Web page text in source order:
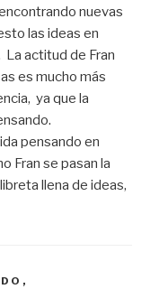
nuevas
las ideas en
La actitud de Fran
es mucho más
ya que la
pensando en
Fran se pasan la
llena de ideas,
,